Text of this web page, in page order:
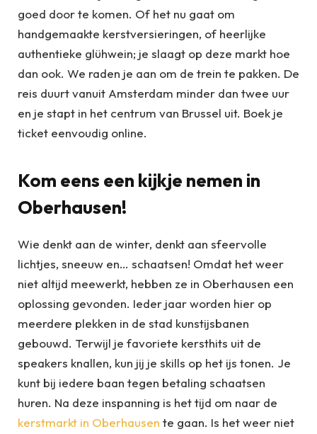
goed door te komen. Of het nu gaat om
handgemaakte kerstversieringen, of heerlijke
authentieke glühwein; je slaagt op deze markt hoe
dan ook. We raden je aan om de trein te pakken. De
reis duurt vanuit Amsterdam minder dan twee uur
en je stapt in het centrum van Brussel uit. Boek je
ticket eenvoudig online.
Kom eens een kijkje nemen in
Oberhausen!
Wie denkt aan de winter, denkt aan sfeervolle
lichtjes, sneeuw en… schaatsen! Omdat het weer
niet altijd meewerkt, hebben ze in Oberhausen een
oplossing gevonden. Ieder jaar worden hier op
meerdere plekken in de stad kunstijsbanen
gebouwd. Terwijl je favoriete kersthits uit de
speakers knallen, kun jij je skills op het ijs tonen. Je
kunt bij iedere baan tegen betaling schaatsen
huren. Na deze inspanning is het tijd om naar de
kerstmarkt in Oberhausen te gaan. Is het weer niet